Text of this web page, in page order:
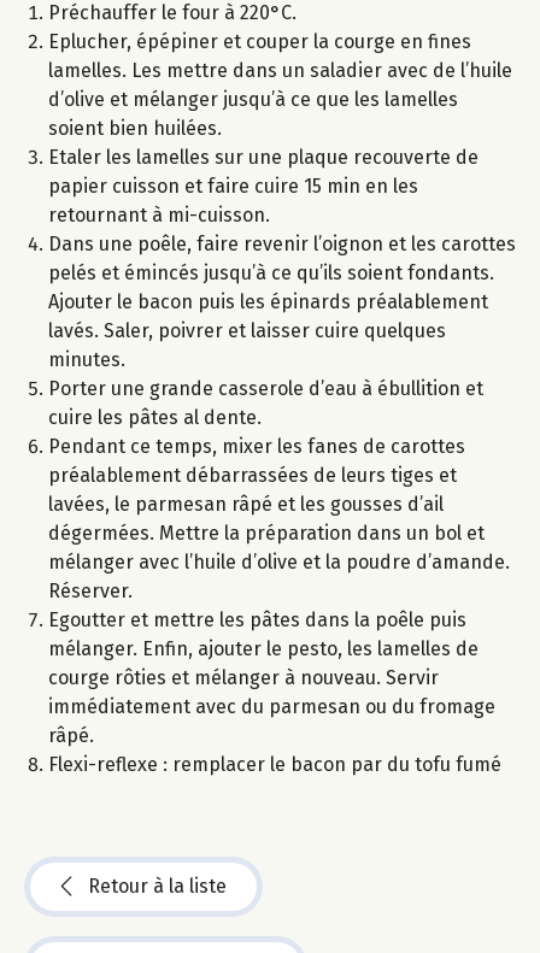
Préchauffer le four à 220°C.
Eplucher, épépiner et couper la courge en fines
lamelles. Les mettre dans un saladier avec de l’huile
d’olive et mélanger jusqu’à ce que les lamelles
soient bien huilées.
Etaler les lamelles sur une plaque recouverte de
papier cuisson et faire cuire 15 min en les
retournant à mi-cuisson.
Dans une poêle, faire revenir l’oignon et les carottes
pelés et émincés jusqu’à ce qu’ils soient fondants.
Ajouter le bacon puis les épinards préalablement
lavés. Saler, poivrer et laisser cuire quelques
minutes.
Porter une grande casserole d’eau à ébullition et
cuire les pâtes al dente.
Pendant ce temps, mixer les fanes de carottes
préalablement débarrassées de leurs tiges et
lavées, le parmesan râpé et les gousses d’ail
dégermées. Mettre la préparation dans un bol et
mélanger avec l’huile d’olive et la poudre d’amande.
Réserver.
Egoutter et mettre les pâtes dans la poêle puis
mélanger. Enfin, ajouter le pesto, les lamelles de
courge rôties et mélanger à nouveau. Servir
immédiatement avec du parmesan ou du fromage
râpé.
Flexi-reflexe : remplacer le bacon par du tofu fumé
Retour à la liste